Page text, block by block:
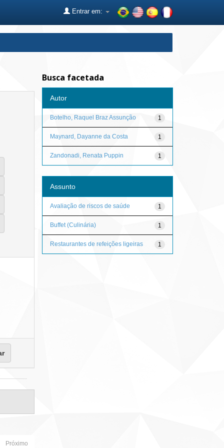
Entrar em:
Próximo
Busca facetada
Autor
1
Botelho, Raquel Braz Assunção
1
Maynard, Dayanne da Costa
1
Zandonadi, Renata Puppin
Assunto
1
Avaliação de riscos de saúde
1
Buffet (Culinária)
1
Restaurantes de refeições ligeiras